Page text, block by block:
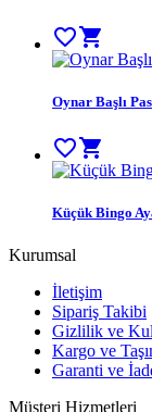
favorite_bordershopping_cart
Oynar Başlı
favorite_bordershopping_cart
Küçük Bingo
Kurumsal
İletişim
Sipariş Takibi
Gizlilik ve
Kargo ve
Garanti ve
Müşteri Hizmetleri